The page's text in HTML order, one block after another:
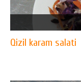
Qizil karam salati